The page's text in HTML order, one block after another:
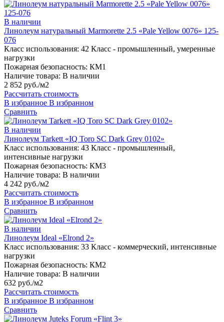
В наличии
Линолеум натуральный Marmorette 2.5 «Pale Yellow 0076» 125-
076
Класс использования: 42 Класс - промышленный, умеренные
нагрузки
Пожарная безопасность: КМ1
Наличие товара: В наличии
2 852 руб./м2
Рассчитать стоимость
В избранное В избранном
Сравнить
В наличии
Линолеум Tarkett «IQ Toro SC Dark Grey 0102»
Класс использования: 43 Класс - промышленный,
интенсивные нагрузки
Пожарная безопасность: КМ3
Наличие товара: В наличии
4 242 руб./м2
Рассчитать стоимость
В избранное В избранном
Сравнить
В наличии
Линолеум Ideal «Elrond 2»
Класс использования: 33 Класс - коммерческий, интенсивные
нагрузки
Пожарная безопасность: КМ2
Наличие товара: В наличии
632 руб./м2
Рассчитать стоимость
В избранное В избранном
Сравнить